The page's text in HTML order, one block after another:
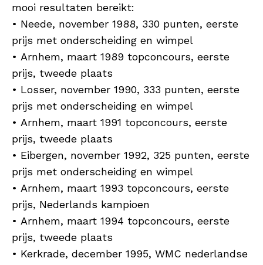
mooi resultaten bereikt:
• Neede, november 1988, 330 punten, eerste
prijs met onderscheiding en wimpel
• Arnhem, maart 1989 topconcours, eerste
prijs, tweede plaats
• Losser, november 1990, 333 punten, eerste
prijs met onderscheiding en wimpel
• Arnhem, maart 1991 topconcours, eerste
prijs, tweede plaats
• Eibergen, november 1992, 325 punten, eerste
prijs met onderscheiding en wimpel
• Arnhem, maart 1993 topconcours, eerste
prijs, Nederlands kampioen
• Arnhem, maart 1994 topconcours, eerste
prijs, tweede plaats
• Kerkrade, december 1995, WMC nederlandse